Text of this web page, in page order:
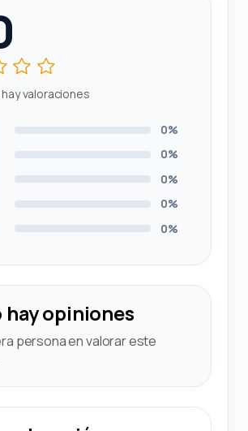
valoraciones
0%
0%
0%
0%
0%
hay opiniones
persona en valorar este